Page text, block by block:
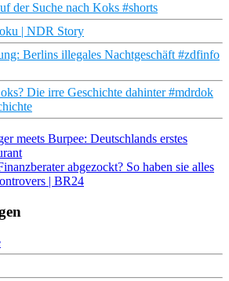
der Suche nach Koks #shorts
| NDR Story
Berlins illegales Nachtgeschäft #zdfinfo
Die irre Geschichte dahinter #mdrdok
meets Burpee: Deutschlands erstes
abgezockt? So haben sie alles
| BR24